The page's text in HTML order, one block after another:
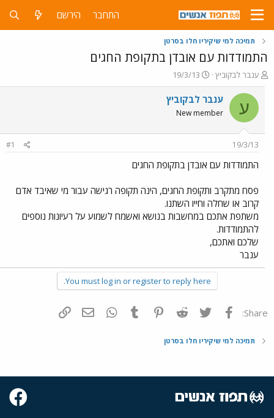
התחבר הירשם
תמיכה למי שיקיריו חלו בסרטן
התמודדות עם אובדן בתקופת החגים
פ
ו
ת
ח
ה
ש
א
ענבר לבקוביץ
פ
ו
ר
ם
ר
19/3/13
ע ענבר לבקוביץ
New member
19/3/13
#1
התמודדות עם אובדן בתקופת החגים
פסח מתקרב ותקופת החגים, הינה תקופה רגישה עבור מי שאיבד אדם
קרוב או שחלה וחייו השתנו.
משתפת אתכם במחשבות בנושא ואשמח לשמוע על רעיונות נוספים
להתמודדות.
שלכם ואתכם,
ענבר
You must log in or register to reply here.
Share: פייסבוק Twitter
Reddit
Pinterest
Tumblr
WhatsAppדואר אלקטרוני
תמיכה למי שיקיריו חלו בסרטן